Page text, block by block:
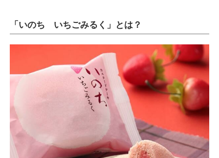
ちょっと気になるネットの話題
「いのち いちごみるく」とは？